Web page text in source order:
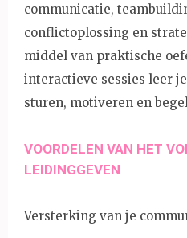
communicatie,
conflictoplossing en
middel van praktische
interactieve sessies leer
sturen, motiveren en
VOORDELEN VAN HET
LEIDINGGEVEN
Versterking van je